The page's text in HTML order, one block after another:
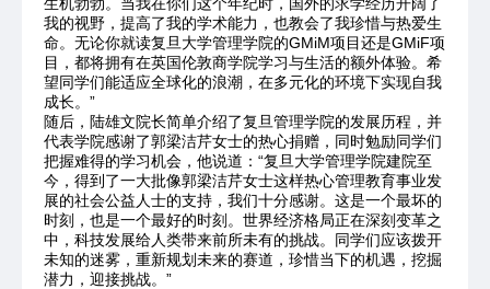
我的视野，提高了我的学术能力，也教会了我珍惜与热爱生
命。无论你就读复旦大学管理学院的GMiM项目还是GMiF项
目，都将拥有在英国伦敦商学院学习与生活的额外体验。希
望同学们能适应全球化的浪潮，在多元化的环境下实现自我
成长。”
随后，陆雄文院长简单介绍了复旦管理学院的发展历程，并
代表学院感谢了郭梁洁芹女士的热心捐赠，同时勉励同学们
把握难得的学习机会，他说道：“复旦大学管理学院建院至
今，得到了一大批像郭梁洁芹女士这样热心管理教育事业发
展的社会公益人士的支持，我们十分感谢。这是一个最坏的
时刻，也是一个最好的时刻。世界经济格局正在深刻变革之
中，科技发展给人类带来前所未有的挑战。同学们应该拨开
未知的迷雾，重新规划未来的赛道，珍惜当下的机遇，挖掘
潜力，迎接挑战。”